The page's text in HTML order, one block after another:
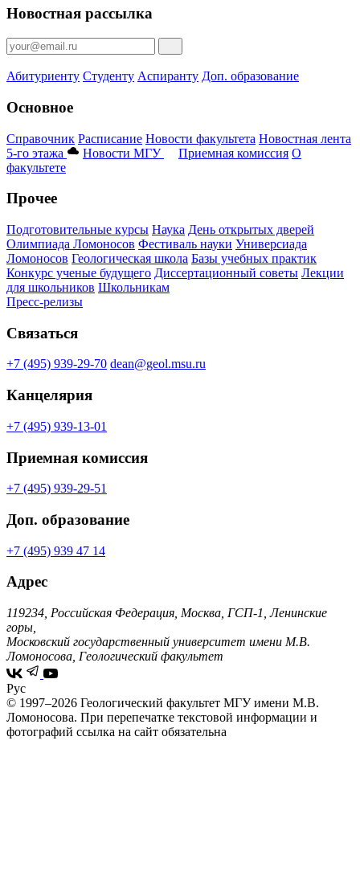
Новостная рассылка
Абитуриенту Студенту Аспиранту Доп. образование
Основное
Справочник Расписание Новости факультета Новостная лента
5-го этажа
Новости МГУ Приемная комиссия О
факультете
Прочее
Подготовительные курсы Наука День открытых дверей
Олимпиада Ломоносов Фестиваль науки Универсиада
Ломоносов Геологическая школа Базы учебных практик
Конкурс ученые будущего Диссертационный советы Лекции
для школьников Школьникам
Пресс-релизы
Связаться
+7 (495) 939-29-70 dean@geol.msu.ru
Канцелярия
+7 (495) 939-13-01
Приемная комиссия
+7 (495) 939-29-51
Доп. образование
+7 (495) 939 47 14
Адрес
119234, Российская Федерация, Москва, ГСП-1, Ленинские
горы,
Московский государственный университет имени М.В.
Ломоносова, Геологический факультет
Рус
© 1997–2026 Геологический факультет МГУ имени М.В.
Ломоносова. При перепечатке текстовой информации и
фотографий ссылка на сайт обязательна